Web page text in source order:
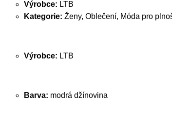
Výrobce: LTB
Kategorie: Ženy, Oblečení, Móda pro
Výrobce: LTB
Barva: modrá džínovina